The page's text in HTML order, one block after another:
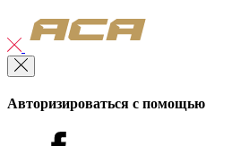
Авторизироваться с помощью